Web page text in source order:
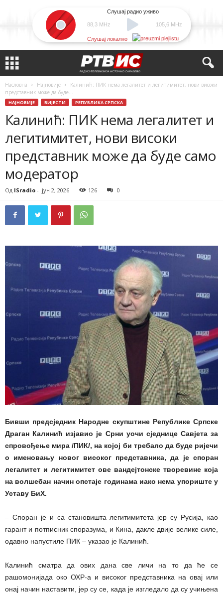
88,3 MHz
Слушај радио уживо
105,6 MHz
Слушај локално
Насловна Најновије
Калинић: ПИК нема легалитет и легитимитет, нови високи
представник може да буде...
НАЈНОВИЈЕ ВИЈЕСТИ РЕПУБЛИКА СРПСКА
Калинић: ПИК нема легалитет и
легитимитет, нови високи
представник може да буде само
модератор
Од ISradio - јун 2, 2026 126 0
Бивши предсједник Народне скупштине Републике Српске
Драган Калинић изјавио је Срни уочи сједнице Савјета за
спровођење мира /ПИК/, на којој би требало да буде ријечи
о именовању новог високог представника, да је споран
легалитет и легитимитет ове вандејтонске творевине која
на волшебан начин опстаје годинама иако нема упориште у
Уставу БиХ.
– Споран је и са становишта легитимитета јер су Русија, као
гарант и потписник споразума, и Кина, дакле двије велике силе,
одавно напустиле ПИК – указао је Калинић.
Калинић сматра да ових дана све личи на то да ће се
рашомонијада око ОХР-а и високог представника на овај или
онај начин наставити, јер су се, када је изгледало да су учињена